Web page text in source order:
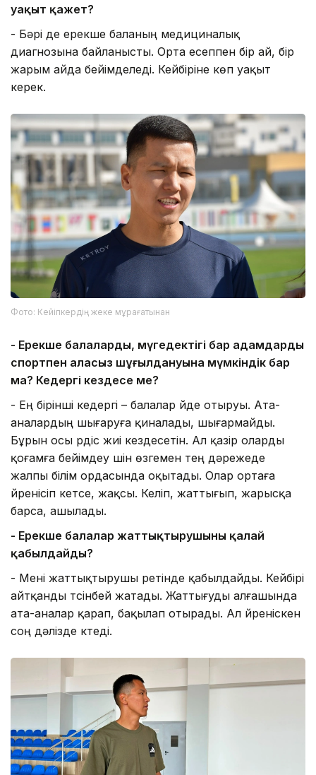
уақыт қажет?
- Бәрі де ерекше баланың медициналық
диагнозына байланысты. Орта есеппен бір ай, бір
жарым айда бейімделеді. Кейбіріне көп уақыт
керек.
Фото: Кейіпкердің жеке мұрағатынан
- Ерекше балалардың, мүгедектігі бар адамдардың
спортпен алаңсыз шұғылдануына мүмкіндік бар
ма? Кедергі кездесе ме?
- Ең бірінші кедергі – балалар үйде отыруы. Ата-
аналардың шығаруға қиналады, шығармайды.
Бұрын осы үрдіс жиі кездесетін. Ал қазір оларды
қоғамға бейімдеу үшін өзгемен тең дәрежеде
жалпы білім ордасында оқытады. Олар ортаға
үйренісіп кетсе, жақсы. Келіп, жаттығып, жарысқа
барса, ашылады.
- Ерекше балалар жаттықтырушыны қалай
қабылдайды?
- Мені жаттықтырушы ретінде қабылдайды. Кейбірі
айтқанды түсінбей жатады. Жаттығуды алғашында
ата-аналар қарап, бақылап отырады. Ал үйреніскен
соң дәлізде күтеді.